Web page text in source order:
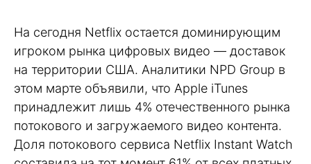
На сегодня Netflix остается доминирующим
игроком рынка цифровых видео — доставок
на территории США. Аналитики NPD Group в
этом марте объявили, что Apple iTunes
принадлежит лишь 4% отечественного рынка
потокового и загружаемого видео контента.
Доля потокового сервиса Netflix Instant Watch